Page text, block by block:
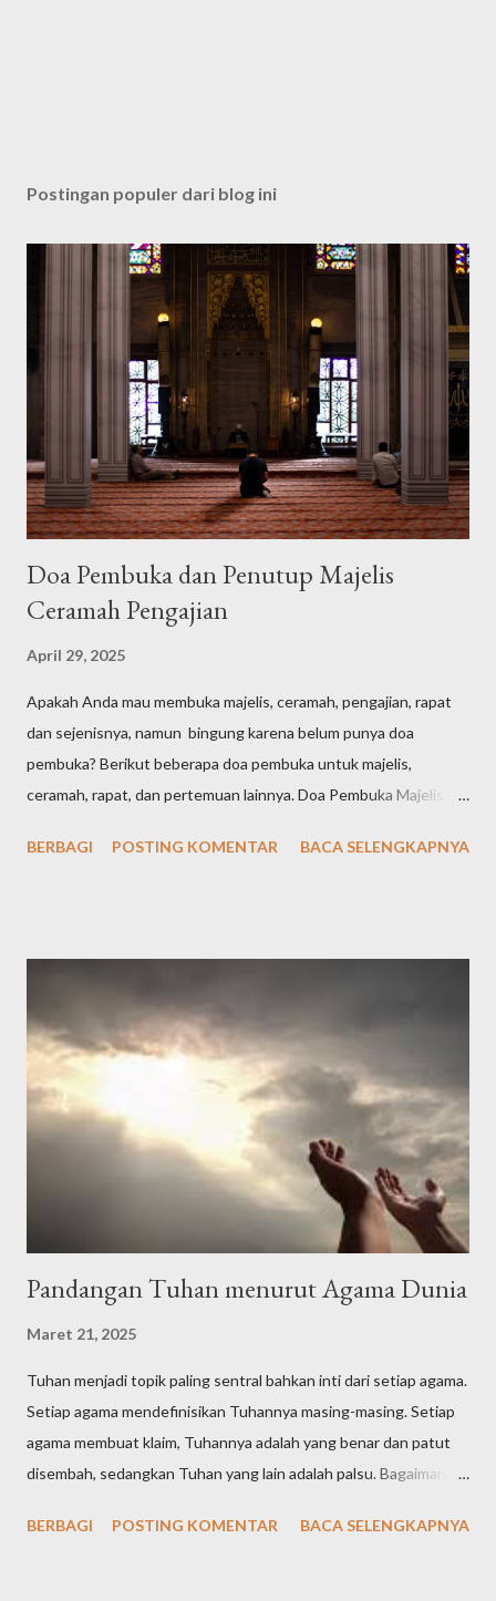
Postingan populer dari blog ini
Doa Pembuka dan Penutup Majelis
Ceramah Pengajian
April 29, 2025
Apakah Anda mau membuka majelis, ceramah, pengajian, rapat
dan sejenisnya, namun bingung karena belum punya doa
pembuka? Berikut beberapa doa pembuka untuk majelis,
ceramah, rapat, dan pertemuan lainnya. Doa Pembuka Majelis
latin: "Alḥamdu lillāhil-lażī hadānā lihāżā, wa mā kunnā
وَالْمُرْسَلِيْنَ وَعَلَى اَلِهِ وَصَحْبِهِ أَجْمَعِيْنَ أَمَّا بَعْدُ Alhamdulillahi
rabbil’aalamiin, wash-sholaatu wassalaamu ‘ala isyrofil anbiyaa i
walmursaliin, wa’alaa alihi washohbihii ajma’iin ammaba’adu .
Artinya: Segala puji bagi Allah Tuhan seluruh alam. Semoga
shalawat dan ...
BERBAGI POSTING KOMENTAR BACA SELENGKAPNYA
Pandangan Tuhan menurut Agama Dunia
Maret 21, 2025
Tuhan menjadi topik paling sentral bahkan inti dari setiap agama.
Setiap agama mendefinisikan Tuhannya masing-masing. Setiap
agama membuat klaim, Tuhannya adalah yang benar dan patut
disembah, sedangkan Tuhan yang lain adalah palsu. Bagaimana
Yahudi (Yudaisme) Meski ajaran Yahudi telah diajarkan sejak Nabi
BERBAGI POSTING KOMENTAR BACA SELENGKAPNYA